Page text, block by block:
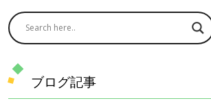
ブログ記事